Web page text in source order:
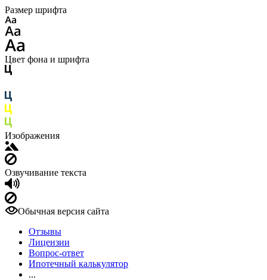
Размер шрифта
Цвет фона и шрифта
Изображения
Озвучивание текста
Обычная версия сайта
Отзывы
Лицензии
Вопрос-ответ
Ипотечный калькулятор
...